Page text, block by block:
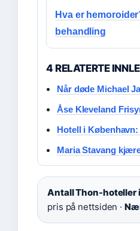
Hva er
behandling
4 RELATERTE
Når døde Michael
Åse Kleveland
Hotell i
Maria Stavang
Antall Thon-hoteller
pris på nettsiden ·